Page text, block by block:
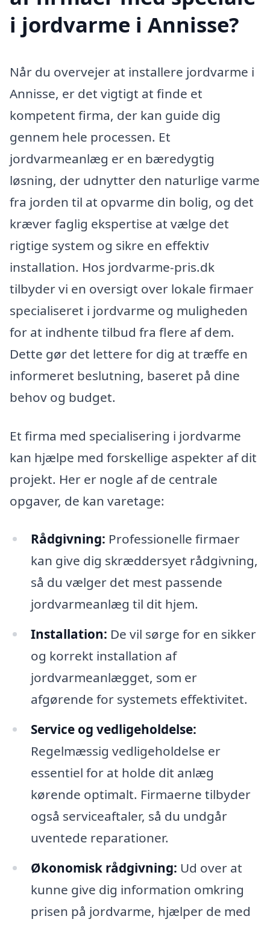
i jordvarme i Annisse?
Når du overvejer at installere jordvarme i
Annisse, er det vigtigt at finde et
kompetent firma, der kan guide dig
gennem hele processen. Et
jordvarmeanlæg er en bæredygtig
løsning, der udnytter den naturlige varme
fra jorden til at opvarme din bolig, og det
kræver faglig ekspertise at vælge det
rigtige system og sikre en effektiv
installation. Hos jordvarme-pris.dk
tilbyder vi en oversigt over lokale firmaer
specialiseret i jordvarme og muligheden
for at indhente tilbud fra flere af dem.
Dette gør det lettere for dig at træffe en
informeret beslutning, baseret på dine
behov og budget.
Et firma med specialisering i jordvarme
kan hjælpe med forskellige aspekter af dit
projekt. Her er nogle af de centrale
opgaver, de kan varetage:
Rådgivning: Professionelle firmaer
kan give dig skræddersyet rådgivning,
så du vælger det mest passende
jordvarmeanlæg til dit hjem.
Installation: De vil sørge for en sikker
og korrekt installation af
jordvarmeanlægget, som er
afgørende for systemets effektivitet.
Service og vedligeholdelse:
Regelmæssig vedligeholdelse er
essentiel for at holde dit anlæg
kørende optimalt. Firmaerne tilbyder
også serviceaftaler, så du undgår
uventede reparationer.
Økonomisk rådgivning: Ud over at
kunne give dig information omkring
prisen på jordvarme, hjælper de med